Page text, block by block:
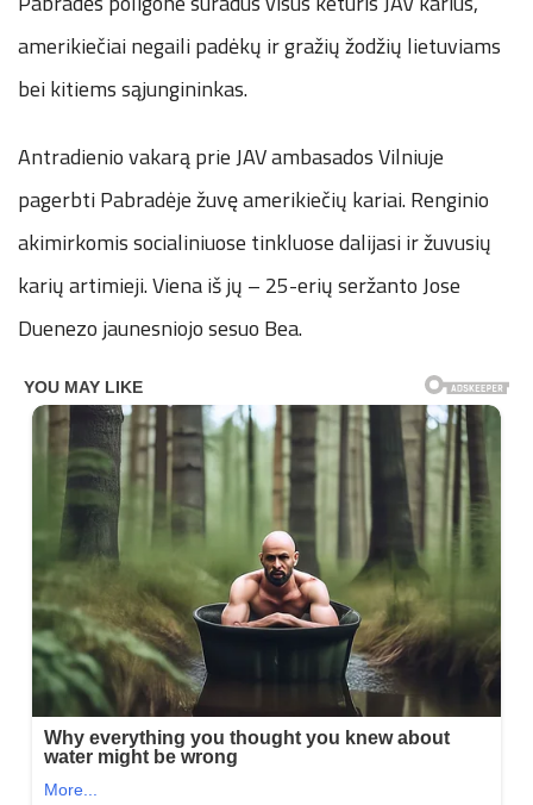
amerikiečiai negaili padėkų ir gražių žodžių lietuviams
bei kitiems sąjungininkas.
Antradienio vakarą prie JAV ambasados Vilniuje
pagerbti Pabradėje žuvę amerikiečių kariai. Renginio
akimirkomis socialiniuose tinkluose dalijasi ir žuvusių
karių artimieji. Viena iš jų – 25-erių seržanto Jose
Duenezo jaunesniojo sesuo Bea.